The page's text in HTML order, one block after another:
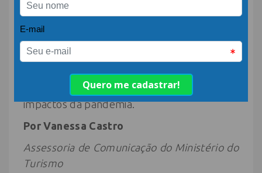
negócios, shows, festas, casas de eventos e
hotelaria em geral, entre outros. A Lei nº
14.148/2021, que cria o Perse, foi
sancionada em maio deste ano pelo
presidente Jair Bolsonaro, para apoiar o
setor de eventos e turismo diante dos
impactos da pandemia.
Por Vanessa Castro
Assessoria de Comunicação do Ministério do
Turismo